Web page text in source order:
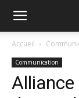
Accueil
Communication